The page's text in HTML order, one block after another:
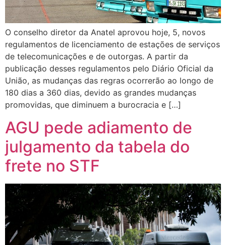
O conselho diretor da Anatel aprovou hoje, 5, novos
regulamentos de licenciamento de estações de serviços
de telecomunicações e de outorgas. A partir da
publicação desses regulamentos pelo Diário Oficial da
União, as mudanças das regras ocorrerão ao longo de
180 dias a 360 dias, devido as grandes mudanças
promovidas, que diminuem a burocracia e […]
AGU pede adiamento de
julgamento da tabela do
frete no STF